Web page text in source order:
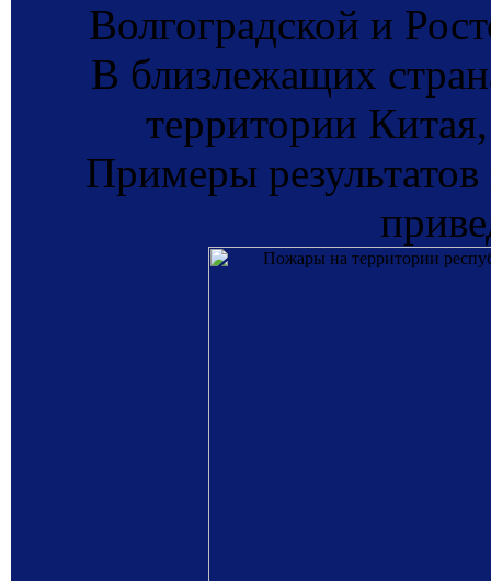
Волгоградской и
В близлежащих
территории
Примеры